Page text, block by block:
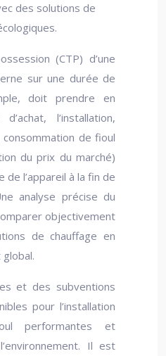
des solutions de
(CTP) d’une
sur une durée de
doit prendre en
l’installation,
consommation de fioul
du prix du marché)
de l’appareil à la fin de
analyse précise du
objectivement
de chauffage en
et des subventions
pour l’installation
performantes et
Il est